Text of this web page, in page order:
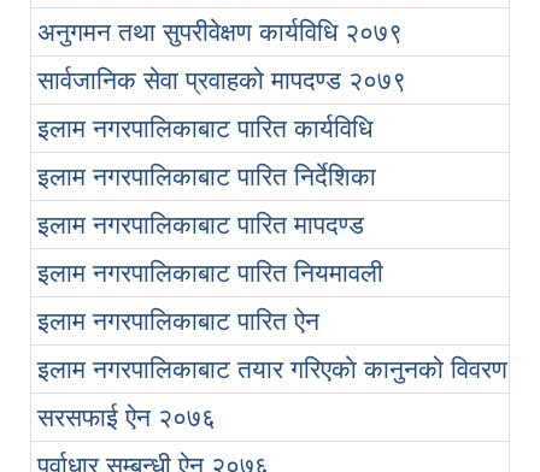
अनुगमन तथा सुपरीवेक्षण कार्यविधि २०७९
सार्वजानिक सेवा प्रवाहको मापदण्ड २०७९
इलाम नगरपालिकाबाट पारित कार्यविधि
इलाम नगरपालिकाबाट पारित निर्देशिका
इलाम नगरपालिकाबाट पारित मापदण्ड
इलाम नगरपालिकाबाट पारित नियमावली
इलाम नगरपालिकाबाट पारित ऐन
इलाम नगरपालिकाबाट तयार गरिएकाे कानुनको विवरण
सरसफाई ऐन २०७६
पूर्वाधार सम्बन्धी ऐन २०७६